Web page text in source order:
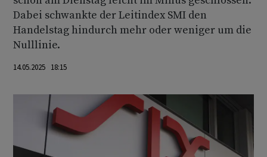
Dabei schwankte der Leitindex SMI den
Handelstag hindurch mehr oder weniger um die
Nulllinie.
14.05.2025 18:15